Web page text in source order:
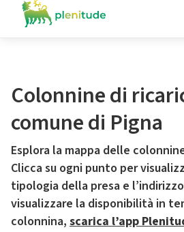
Colonnine di
comune di Pigna
Esplora la mappa delle
Clicca su ogni punto per
tipologia della presa e
visualizzare la disponibilità in
colonnina, scarica l’app